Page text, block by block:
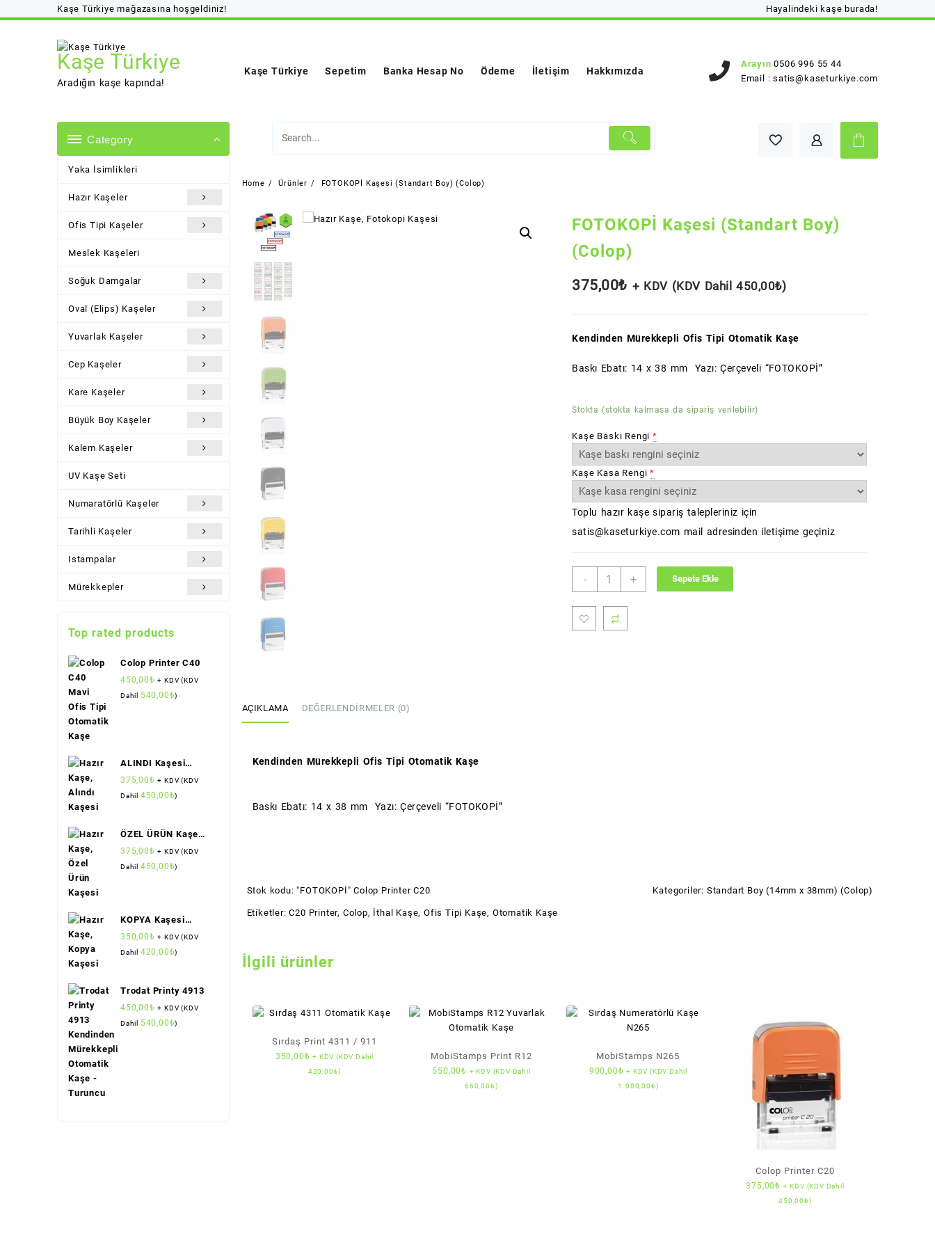
to
Kaşe Türkiye mağazasına hoşgeldiniz! Hayalindeki kaşe burada!
Kaşe Türkiye
Aradığın kaşe kapında!
Kaşe Türkiye Sepetim Banka Hesap No Ödeme İletişim Hakkımızda
Arayın 0506 996 55 44
Email :satis@kaseturkiye.com
Category
Yaka İsimlikleri
Hazır Kaşeler
Ofis Tipi Kaşeler
Meslek Kaşeleri
Soğuk Damgalar
Oval (Elips) Kaşeler
Yuvarlak Kaşeler
Cep Kaşeler
Kare Kaşeler
Büyük Boy Kaşeler
Kalem Kaşeler
UV Kaşe Seti
Numaratörlü Kaşeler
Tarihli Kaşeler
Istampalar
Mürekkepler
Home Ürünler FOTOKOPİ Kaşesi (Standart Boy) (Colop)
FOTOKOPİ Kaşesi (Standart Boy)
(Colop)
375,00₺ + KDV (KDV Dahil450,00₺)
Kendinden Mürekkepli Ofis Tipi Otomatik Kaşe
Baskı Ebatı: 14 x 38 mm Yazı: Çerçeveli “FOTOKOPİ”
Stokta (stokta kalmasa da sipariş verilebilir)
Kaşe Baskı Rengi *
Kaşe Kasa Rengi *
Toplu hazır kaşe sipariş talepleriniz için
satis@kaseturkiye.com mail adresinden iletişime geçiniz
-
FOTOKOPİ
Boy)
(Colop)
+ Sepete Ekle
AÇIKLAMA DEĞERLENDIRMELER (0)
Kendinden Mürekkepli Ofis Tipi Otomatik Kaşe
Baskı Ebatı: 14 x 38 mm Yazı: Çerçeveli “FOTOKOPİ”
Stok kodu:"FOTOKOPİ" Colop Printer C20 Kategoriler: Standart Boy (14mm x 38mm) (Colop)
Etiketler:C20 Printer, Colop, İthal Kaşe, Ofis Tipi Kaşe, Otomatik Kaşe
İlgili ürünler
Sırdaş Print 4311 / 911
350,00₺ + KDV (KDV Dahil
420,00₺)
MobiStamps Print R12
550,00₺ + KDV (KDV Dahil
660,00₺)
MobiStamps N265
900,00₺ + KDV (KDV Dahil
1.080,00₺)
Colop Printer C20
375,00₺ + KDV (KDV Dahil
450,00₺ )
Top rated products
Colop Printer C40
450,00₺ + KDV (KDV
Dahil 540,00₺)
ALINDI Kaşesi
(Standart Boy)
(Colop)
375,00₺ + KDV (KDV
Dahil 450,00₺)
ÖZEL ÜRÜN Kaşesi
(Standart Boy)
(Colop)
375,00₺ + KDV (KDV
Dahil 450,00₺)
KOPYA Kaşesi
(Standart Boy)
(Sırdaş)
350,00₺ + KDV (KDV
Dahil 420,00₺)
Trodat Printy 4913
450,00₺ + KDV (KDV
Dahil 540,00₺)